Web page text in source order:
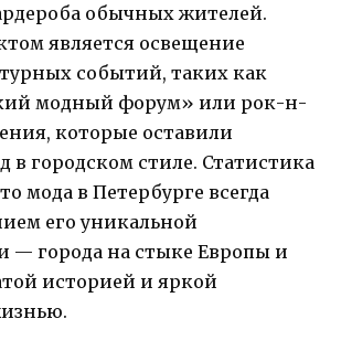
обычных жителей.
является освещение
событий, таких как
модный форум» или рок-н-
которые оставили
в городском стиле. Статистика
мода в Петербурге всегда
его уникальной
— города на стыке Европы и
историей и яркой